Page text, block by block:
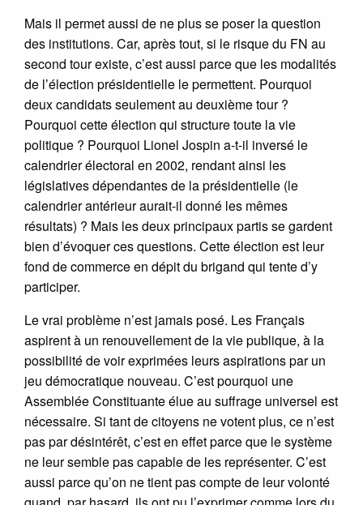
Mais il permet aussi de ne plus se poser la question
des institutions. Car, après tout, si le risque du FN au
second tour existe, c’est aussi parce que les modalités
de l’élection présidentielle le permettent. Pourquoi
deux candidats seulement au deuxième tour ?
Pourquoi cette élection qui structure toute la vie
politique ? Pourquoi Lionel Jospin a-t-il inversé le
calendrier électoral en 2002, rendant ainsi les
législatives dépendantes de la présidentielle (le
calendrier antérieur aurait-il donné les mêmes
résultats) ? Mais les deux principaux partis se gardent
bien d’évoquer ces questions. Cette élection est leur
fond de commerce en dépit du brigand qui tente d’y
participer.
Le vrai problème n’est jamais posé. Les Français
aspirent à un renouvellement de la vie publique, à la
possibilité de voir exprimées leurs aspirations par un
jeu démocratique nouveau. C’est pourquoi une
Assemblée Constituante élue au suffrage universel est
nécessaire. Si tant de citoyens ne votent plus, ce n’est
pas par désintérêt, c’est en effet parce que le système
ne leur semble pas capable de les représenter. C’est
aussi parce qu’on ne tient pas compte de leur volonté